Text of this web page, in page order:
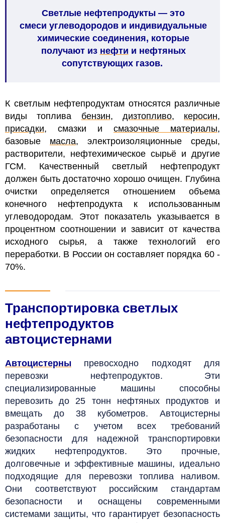
Светлые нефтепродукты — это
смеси углеводородов и индивидуальные
химические соединения, которые
получают из нефти и нефтяных
сопутствующих газов.
К светлым нефтепродуктам относятся различные
виды топлива бензин, дизтопливо, керосин,
присадки, смазки и смазочные материалы,
базовые масла, электроизоляционные среды,
растворители, нефтехимическое сырьё и другие
ГСМ. Качественный светлый нефтепродукт
должен быть достаточно хорошо очищен. Глубина
очистки определяется отношением объема
конечного нефтепродукта к использованным
углеводородам. Этот показатель указывается в
процентном соотношении и зависит от качества
исходного сырья, а также технологий его
переработки. В России он составляет порядка 60 -
70%.
Транспортировка светлых
нефтепродуктов
автоцистернами
Автоцистерны превосходно подходят для
перевозки нефтепродуктов. Эти
специализированные машины способны
перевозить до 25 тонн нефтяных продуктов и
вмещать до 38 кубометров. Автоцистерны
разработаны с учетом всех требований
безопасности для надежной транспортировки
жидких нефтепродуктов. Это прочные,
долговечные и эффективные машины, идеально
подходящие для перевозки топлива наливом.
Они соответствуют российским стандартам
безопасности и оснащены современными
системами защиты, что гарантирует безопасность